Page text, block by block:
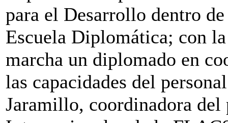
para el Desarrollo dentro
Escuela Diplomática; con
marcha un diplomado en
las capacidades del
Jaramillo, coordinadora del